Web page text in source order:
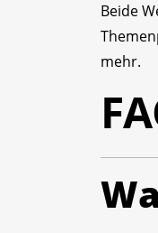
Beide
mehr.